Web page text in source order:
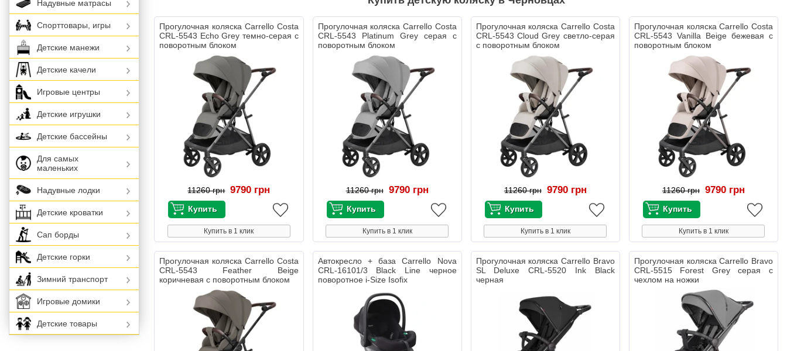
Прогулочная коляска Carrello Costa
CRL-5543 Echo Grey темно-серая с
поворотным блоком
11260 грн 9790 грн
Купить в 1 клик
Прогулочная коляска Carrello Costa
CRL-5543 Platinum Grey серая с
поворотным блоком
11260 грн 9790 грн
Купить в 1 клик
Прогулочная коляска Carrello Costa
CRL-5543 Cloud Grey светло-серая
с поворотным блоком
11260 грн 9790 грн
Купить в 1 клик
Прогулочная коляска Carrello Costa
CRL-5543 Vanilla Beige бежевая с
поворотным блоком
11260 грн 9790 грн
Купить в 1 клик
Прогулочная коляска Carrello Costa
CRL-5543 Feather Beige
коричневая с поворотным блоком
Автокресло + база Carrello Nova
CRL-16101/3 Black Line черное
поворотное i-Size Isofix
Прогулочная коляска Carrello Bravo
SL Deluxe CRL-5520 Ink Black
черная
Прогулочная коляска Carrello Bravo
CRL-5515 Forest Grey серая с
чехлом на ножки
Надувные матрасы
Спорттовары, игры
Детские манежи
Детские качели
Игровые центры
Детские игрушки
Детские бассейны
Для самых
маленьких
Надувные лодки
Детские кроватки
Сап борды
Детские горки
Зимний транспорт
Игровые домики
Детские товары